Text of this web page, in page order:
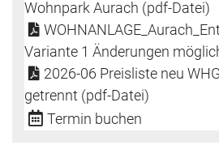
Wohnpark Aurach (pdf-Datei)
Variante 1 Änderungen
2026-06 Preisliste neu
getrennt (pdf-Datei)
Termin buchen